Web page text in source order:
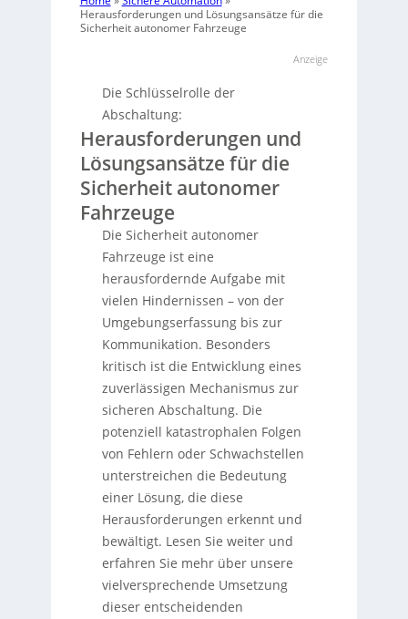
Herausforderungen und Lösungsansätze für die
Sicherheit autonomer Fahrzeuge
Anzeige
Die Schlüsselrolle der
Abschaltung:
Herausforderungen und
Lösungsansätze für die
Sicherheit autonomer
Fahrzeuge
Die Sicherheit autonomer
Fahrzeuge ist eine
herausfordernde Aufgabe mit
vielen Hindernissen – von der
Umgebungserfassung bis zur
Kommunikation. Besonders
kritisch ist die Entwicklung eines
zuverlässigen Mechanismus zur
sicheren Abschaltung. Die
potenziell katastrophalen Folgen
von Fehlern oder Schwachstellen
unterstreichen die Bedeutung
einer Lösung, die diese
Herausforderungen erkennt und
bewältigt. Lesen Sie weiter und
erfahren Sie mehr über unsere
vielversprechende Umsetzung
dieser entscheidenden